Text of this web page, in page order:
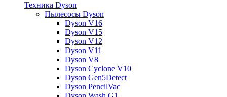
Техника Dyson
Пылесосы Dyson
Dyson V16
Dyson V15
Dyson V12
Dyson V11
Dyson V8
Dyson Cyclone V10
Dyson Gen5Detect
Dyson PencilVac